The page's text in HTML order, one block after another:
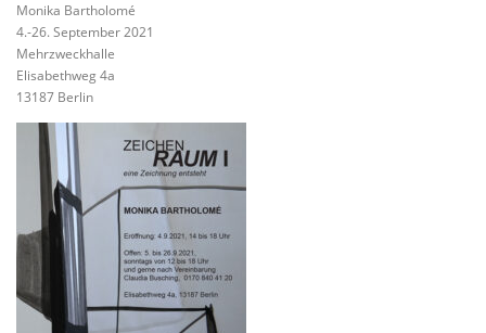
Monika Bartholomé
4.-26. September 2021
Mehrzweckhalle
Elisabethweg 4a
13187 Berlin